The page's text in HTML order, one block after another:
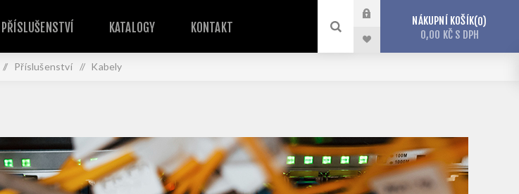
PŘÍSLUŠENSTVÍ KATALOGY KONTAKT NÁKUPNÍ KOŠÍK 0
0,00 KČ S DPH
/ Příslušenství / Kabely